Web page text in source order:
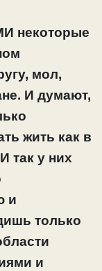
некоторые
мол,
И думают,
жить как в
так у них
и
только
и